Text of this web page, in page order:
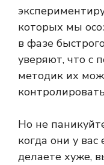
которых мы
в фазе
уверяют, что с
методик их
Но не
когда они у
делаете хуже,